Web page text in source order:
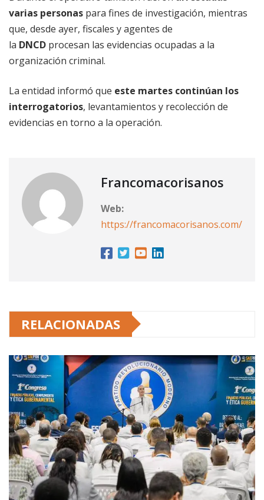
varias personas para fines de investigación, mientras
que, desde ayer, fiscales y agentes de
la DNCD procesan las evidencias ocupadas a la
organización criminal.
La entidad informó que este martes continúan los
interrogatorios, levantamientos y recolección de
evidencias en torno a la operación.
Francomacorisanos
Web:
https://francomacorisanos.com/
RELACIONADAS